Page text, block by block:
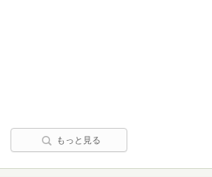
もっと見る